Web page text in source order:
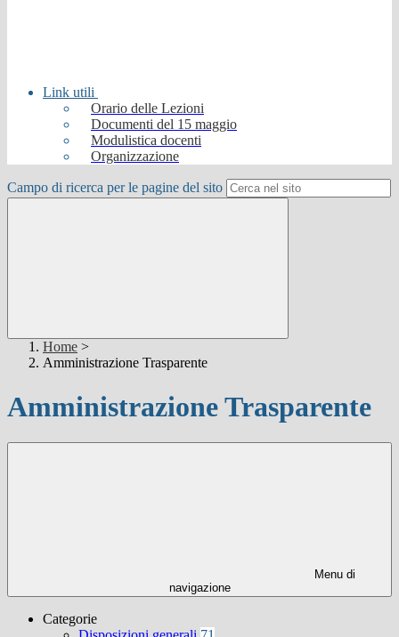
Link utili
Orario delle Lezioni
Documenti del 15 maggio
Modulistica docenti
Organizzazione
Campo di ricerca per le pagine del sito
Home >
Amministrazione Trasparente
Amministrazione Trasparente
Menu di
navigazione
Categorie